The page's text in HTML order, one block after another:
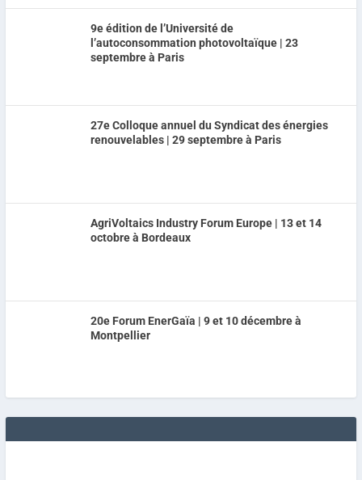
9e édition de l’Université de
l’autoconsommation photovoltaïque | 23
septembre à Paris
27e Colloque annuel du Syndicat des énergies
renouvelables | 29 septembre à Paris
AgriVoltaics Industry Forum Europe | 13 et 14
octobre à Bordeaux
20e Forum EnerGaïa | 9 et 10 décembre à
Montpellier